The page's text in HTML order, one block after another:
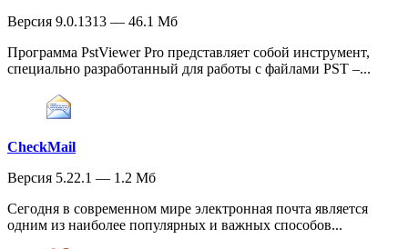
Версия 9.0.1313 — 46.1 Мб
Программа PstViewer Pro представляет собой инструмент,
специально разработанный для работы с файлами PST –...
CheckMail
Версия 5.22.1 — 1.2 Мб
Сегодня в современном мире электронная почта является
одним из наиболее популярных и важных способов...